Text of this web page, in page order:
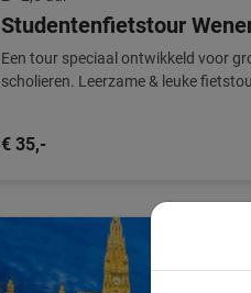
Studentenfietstour
Een tour speciaal ontwikkeld voor
scholieren. Leerzame & leuke
€ 35,-